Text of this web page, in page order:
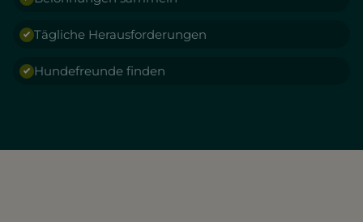
Tägliche Herausforderungen
Hundefreunde finden